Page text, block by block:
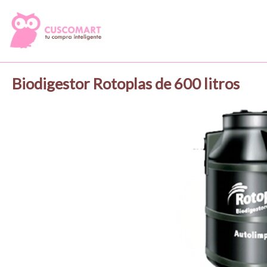
Biodigestor Rotoplas de 600 litros